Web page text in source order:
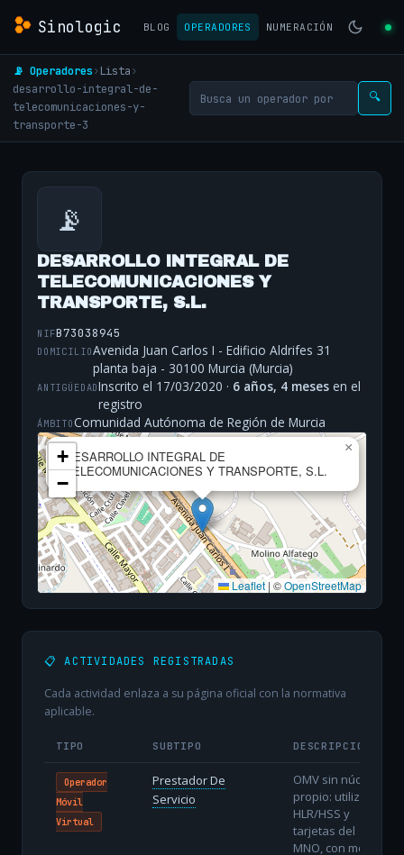
Sinologic BLOG OPERADORES NUMERACIÓN
📡 Operadores› Lista›
desarrollo-integral-de-
telecomunicaciones-y-
transporte-3
🔍
📡
DESARROLLO INTEGRAL DE
TELECOMUNICACIONES Y
TRANSPORTE, S.L.
NIFB73038945
DOMICILIOAvenida Juan Carlos I - Edificio Aldrifes 31
planta baja - 30100 Murcia (Murcia)
ANTIGÜEDADInscrito el 17/03/2020 · 6 años, 4 meses en el
registro
ÁMBITOComunidad Autónoma de Región de Murcia
DESARROLLO INTEGRAL DE
TELECOMUNICACIONES Y TRANSPORTE, S.L.
×
+
−
Leaflet | ©OpenStreetMap
📋 ACTIVIDADES REGISTRADAS
Cada actividad enlaza a su página oficial con la normativa
aplicable.
TIPO SUBTIPO DESCRIPCIÓN
Operador
Móvil
Virtual
Prestador De
Servicio
OMV sin núcleo
propio: utiliza
HLR/HSS y
tarjetas del
MNO, con menor